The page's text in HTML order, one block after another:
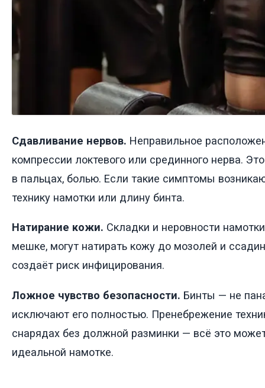
Сдавливание нервов. Неправильное
компрессии локтевого или срединного нерва.
в пальцах, болью. Если такие симптомы
технику намотки или длину бинта.
Натирание кожи. Складки и неровности
мешке, могут натирать кожу до мозолей и
создаёт риск инфицирования.
Ложное чувство безопасности. Бинты — не
исключают его полностью. Пренебрежение
снарядах без должной разминки — всё это
идеальной намотке.